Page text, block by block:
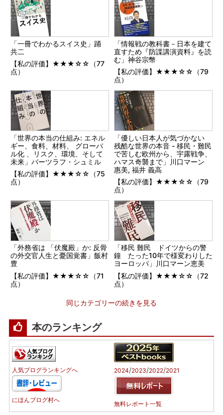
「一冊でわかるスイス史」踊
共二
【私の評価】★★★☆☆（77
点）
「情報戦の教科書－日本を建て
直すため『防諜講演資料』を読
む」神谷宗幣
【私の評価】★★★☆☆（79
点）
「世界の本当の仕組み: エネル
ギー、食料、材料、 グローバ
ル化 、リスク、環境、そして
未来」バーツラフ・シュミル
【私の評価】★★★☆☆（75
点）
「優しい日本人が気づかない
残酷な世界の本音 - 移民・難民
で苦しむ欧州から、宇露戦争、
ハマス奇襲まで」川口マーン
惠美, 福井 義高
【私の評価】★★★☆☆（79
点）
「外務省は 「伏魔殿」か: 反骨
の外交官人生と憂国覚書」飯村
豊
【私の評価】★★★☆☆（71
点）
「移民 難民 ドイツからの警
鐘 たった10年で様変わりした
ヨーロッパ」川口マーン恵美
【私の評価】★★★☆☆（72
点）
同じカテゴリーの続きを見る
本のランキング
人気ブログランキングへ
にほんブログ村へ
2024/2023/2022/2021
無料レポート一覧